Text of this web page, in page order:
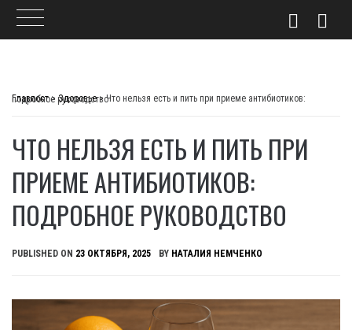
Главпост> Здоровье>
Что нельзя есть и пить при приеме антибиотиков: подробное руководство
ЧТО НЕЛЬЗЯ ЕСТЬ И ПИТЬ ПРИ
ПРИЕМЕ АНТИБИОТИКОВ:
ПОДРОБНОЕ РУКОВОДСТВО
PUBLISHED ON 23 ОКТЯБРЯ, 2025 BY НАТАЛИЯ НЕМЧЕНКО